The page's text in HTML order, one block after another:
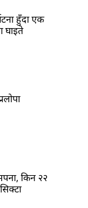
हुँदा एक
घाइते
किन २२